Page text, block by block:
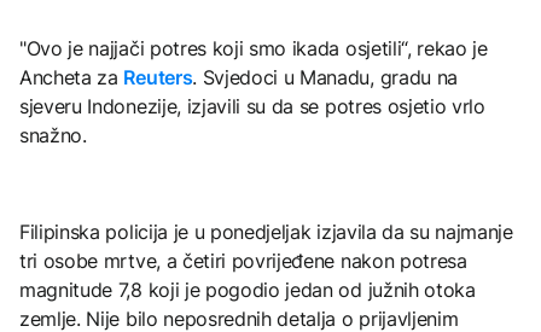
"Ovo je najjači potres koji smo ikada osjetili“, rekao je
Ancheta za Reuters. Svjedoci u Manadu, gradu na
sjeveru Indonezije, izjavili su da se potres osjetio vrlo
snažno.
Filipinska policija je u ponedjeljak izjavila da su najmanje
tri osobe mrtve, a četiri povrijeđene nakon potresa
magnitude 7,8 koji je pogodio jedan od južnih otoka
zemlje. Nije bilo neposrednih detalja o prijavljenim